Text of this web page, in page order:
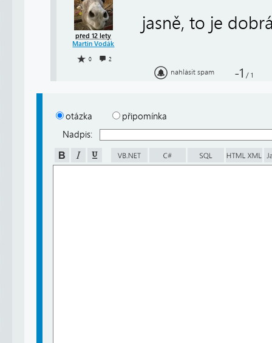
před 12 lety
Martin Vodák
0 2
jasně, to je
nahlásit spam -1 / 1
otázka
připomínka
Nadpis: